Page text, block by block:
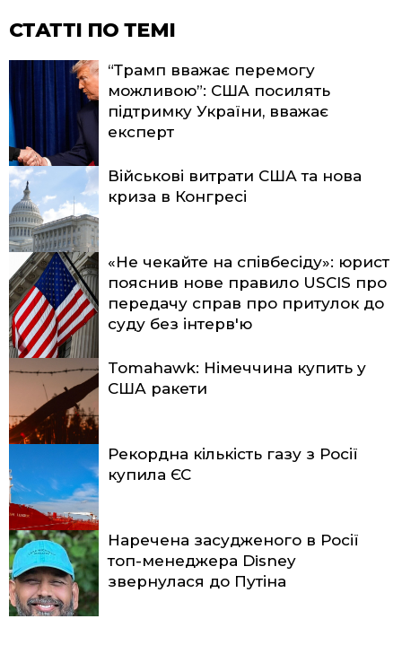
СТАТТІ ПО ТЕМІ
“Трамп вважає перемогу
можливою”: США посилять
підтримку України, вважає
експерт
Військові витрати США та нова
криза в Конгресі
«Не чекайте на співбесіду»: юрист
пояснив нове правило USCIS про
передачу справ про притулок до
суду без інтерв'ю
Tomahawk: Німеччина купить у
США ракети
Рекордна кількість газу з Росії
купила ЄС
Наречена засудженого в Росії
топ-менеджера Disney
звернулася до Путіна